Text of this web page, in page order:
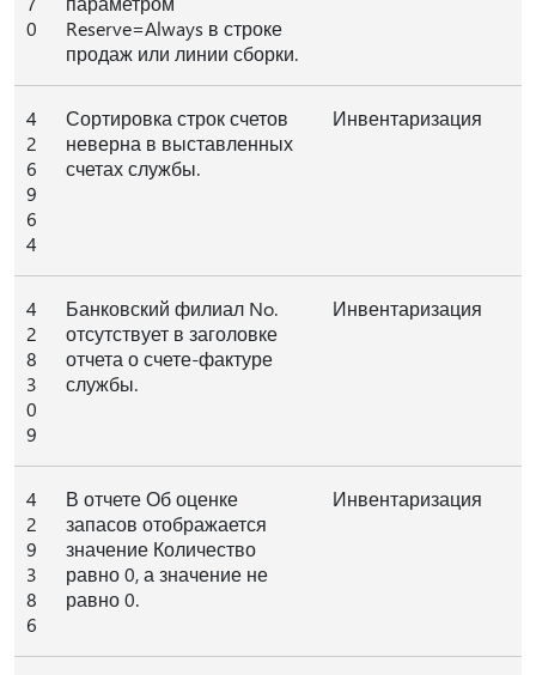
0
Reserve=Always в строке
продаж или линии сборки.
4
2
6
9
6
4
Сортировка строк счетов
неверна в выставленных
счетах службы.
Инвентаризация
4
2
8
3
0
9
Банковский филиал No.
отсутствует в заголовке
отчета о счете-фактуре
службы.
Инвентаризация
4
2
9
3
8
6
В отчете Об оценке
запасов отображается
значение Количество
равно 0, а значение не
равно 0.
Инвентаризация